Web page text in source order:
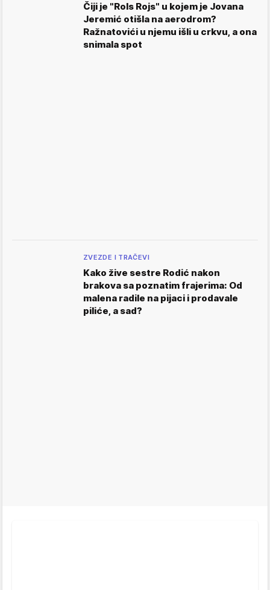
Čiji je "Rols Rojs" u kojem je Jovana
Jeremić otišla na aerodrom?
Ražnatovići u njemu išli u crkvu, a ona
snimala spot
ZVEZDE I TRAČEVI
Kako žive sestre Rodić nakon
brakova sa poznatim frajerima: Od
malena radile na pijaci i prodavale
piliće, a sad?